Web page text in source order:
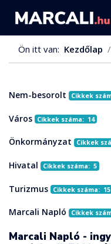
Ön itt van: Kezdőlap
Nem-besorolt Cikkek
Város Cikkek száma: 14
Önkormányzat Cikkek
Hivatal Cikkek száma: 5
Turizmus Cikkek száma: 15
Marcali Napló Cikkek
Marcali Napló -